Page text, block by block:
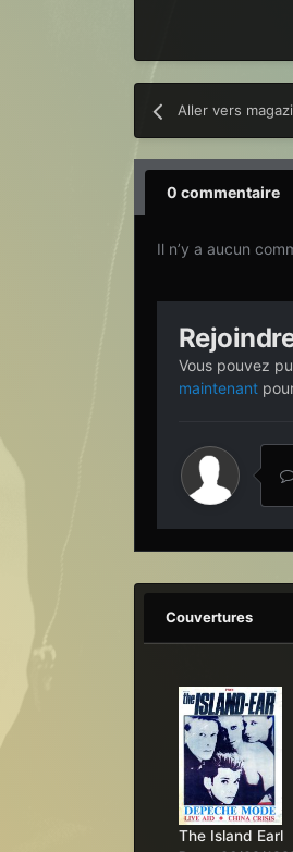
Aller vers
0 commentaire
Il n’y a aucun
Vous pouvez
maintenant
Couvertures
The Island Earl